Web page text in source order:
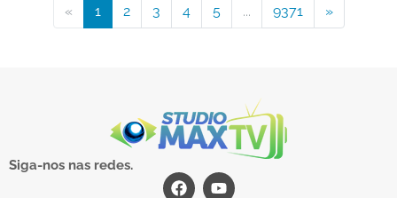
« 1 2 3 4 5 ... 9371 »
Siga-nos nas redes.